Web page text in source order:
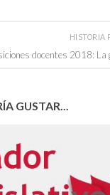
HISTORIA
docentes 2018:
GUSTAR...